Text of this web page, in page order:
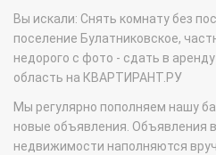
Вы искали: Снять комнату без
поселение Булатниковское,
недорого с фото - сдать в
область на КВАРТИРАНТ.РУ
Мы регулярно пополняем нашу
новые объявления. Объявления
недвижимости наполняются